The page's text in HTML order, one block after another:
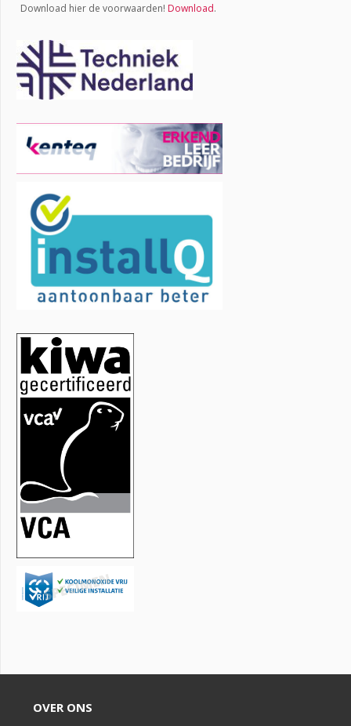
Download hier de voorwaarden! Download.
OVER ONS